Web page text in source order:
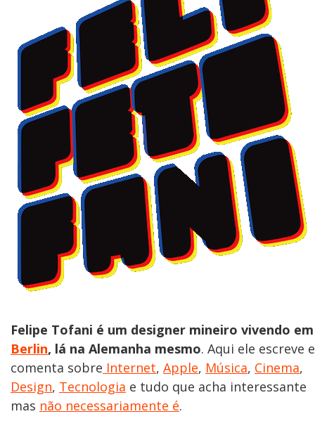
Felipe Tofani é um designer mineiro vivendo em
Berlin, lá na Alemanha mesmo. Aqui ele escreve e
comenta sobre Internet, Apple, Música, Cinema,
Design, Tecnologia e tudo que acha interessante
mas não necessariamente é.